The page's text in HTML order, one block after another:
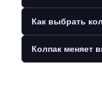
Как выбрать
Колпак меняет